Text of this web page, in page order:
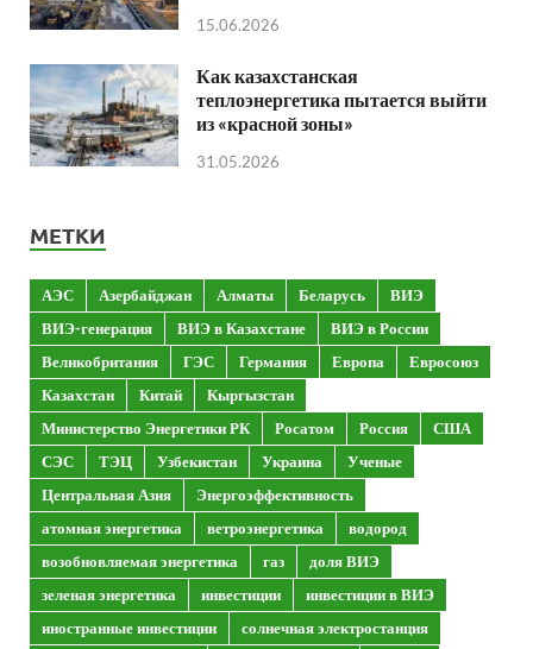
15.06.2026
Как казахстанская
теплоэнергетика пытается выйти
из «красной зоны»
31.05.2026
МЕТКИ
АЭС Азербайджан Алматы Беларусь
ВИЭ
ВИЭ-генерация
ВИЭ в Казахстане
ВИЭ в России
Великобритания
ГЭС Германия Европа
Евросоюз
Казахстан
Китай
Кыргызстан
Министерство Энергетики РК
Росатом Россия
США
СЭС
ТЭЦ Узбекистан Украина
Ученые
Центральная Азия
Энергоэффективность
атомная энергетика
ветроэнергетика
водород
возобновляемая энергетика
газ
доля ВИЭ
зеленая энергетика
инвестиции
инвестиции в ВИЭ
иностранные инвестиции
солнечная электростанция